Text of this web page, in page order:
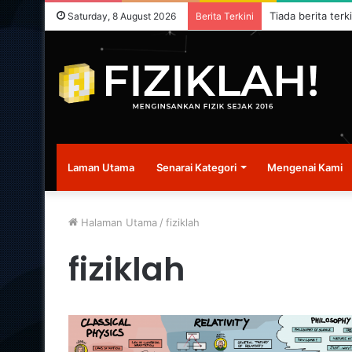
Saturday, 8 August 2026 Berita Terkini Tiada berita
Laman Utama Senarai Kategori Mengenai Kami
Halaman Utama / fiziklah
fiziklah